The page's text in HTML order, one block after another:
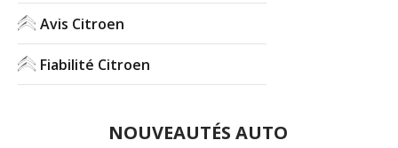
Avis Citroen
Fiabilité Citroen
NOUVEAUTÉS AUTO